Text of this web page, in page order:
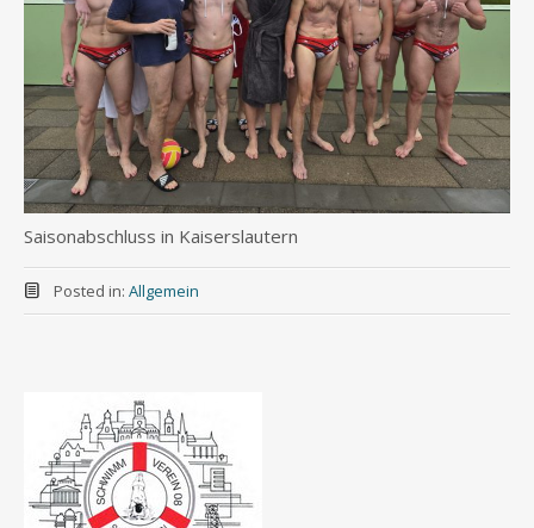
Saisonabschluss in Kaiserslautern
Posted in: Allgemein